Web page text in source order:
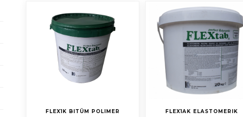
FLEX1K BITÜM POLIMER
FLEX1AK ELASTOMERIK